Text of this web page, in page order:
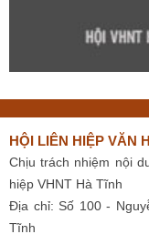
HỘI LIÊN HIỆP VĂN
Chịu trách nhiệm nội
hiệp VHNT Hà Tĩnh
Địa chỉ: Số 100 -
Tĩnh